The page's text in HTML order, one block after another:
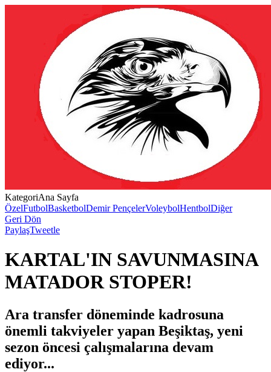
KategoriAna Sayfa
ÖzelFutbolBasketbolDemir PençelerVoleybolHentbolDiğer
Geri Dön
PaylaşTweetle
KARTAL'IN SAVUNMASINA
MATADOR STOPER!
Ara transfer döneminde kadrosuna
önemli takviyeler yapan Beşiktaş, yeni
sezon öncesi çalışmalarına devam
ediyor...